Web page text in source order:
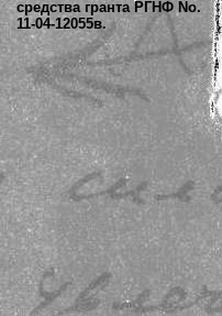
средства гранта РГНФ No.
11-04-12055в.